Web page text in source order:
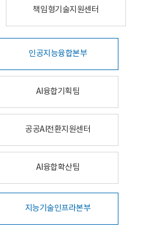
책임형기술지원센터
인공지능융합본부
AI융합기획팀
공공AI전환지원센터
AI융합확산팀
지능기술인프라본부